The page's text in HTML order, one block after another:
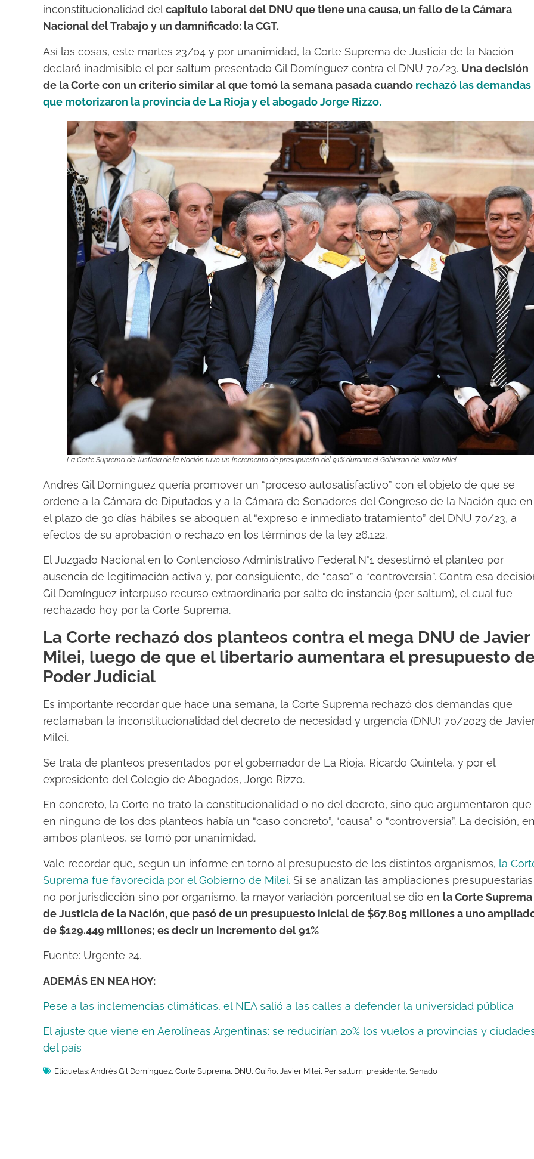
inconstitucionalidad delcapítulo laboral del DNU que tiene una causa, un fallo de la Cámara
Nacional del Trabajo y un damnificado: la CGT.
Así las cosas, este martes 23/04 y por unanimidad, la Corte Suprema de Justicia de la Nación
declaró inadmisible el per saltum presentado Gil Domínguez contra el DNU 70/23. Una decisión
de la Corte con un criterio similar al que tomó la semana pasada cuando rechazó las demandas
que motorizaron la provincia de La Rioja y el abogado Jorge Rizzo.
La Corte Suprema de Justicia de la Nación tuvo un incremento de presupuesto del 91% durante el Gobierno de Javier Milei.
Andrés Gil Domínguez quería promover un “proceso autosatisfactivo” con el objeto de que se
ordene a la Cámara de Diputados y a la Cámara de Senadores del Congreso de la Nación que en
el plazo de 30 días hábiles se aboquen al “expreso e inmediato tratamiento” del DNU 70/23, a
efectos de su aprobación o rechazo en los términos de la ley 26.122.
El Juzgado Nacional en lo Contencioso Administrativo Federal N°1 desestimó el planteo por
ausencia de legitimación activa y, por consiguiente, de “caso” o “controversia”. Contra esa
Gil Domínguez interpuso recurso extraordinario por salto de instancia (per saltum), el cual fue
rechazado hoy por la Corte Suprema.
La Corte rechazó dos planteos contra el mega DNU de Javier
Milei, luego de que el libertario aumentara el presupuesto
Poder Judicial
Es importante recordar que hace una semana, la Corte Suprema rechazó dos demandas que
reclamaban la inconstitucionalidad del decreto de necesidad y urgencia (DNU) 70/2023 de
Milei.
Se trata de planteos presentados por el gobernador de La Rioja, Ricardo Quintela, y por el
expresidente del Colegio de Abogados, Jorge Rizzo.
En concreto, la Corte no trató la constitucionalidad o no del decreto, sino que argumentaron que
en ninguno de los dos planteos había un “caso concreto”, “causa” o “controversia”. La decisión,
ambos planteos, se tomó por unanimidad.
Vale recordar que, según un informe en torno al presupuesto de los distintos organismos, la
Suprema fue favorecida por el Gobierno de Milei. Si se analizan las ampliaciones presupuestarias
no por jurisdicción sino por organismo, la mayor variación porcentual se dio en la Corte Suprema
de Justicia de la Nación, que pasó de un presupuesto inicial de $67.805 millones a uno
de $129.449 millones; es decir un incremento del 91%
Fuente: Urgente 24.
ADEMÁS EN NEA HOY:
Pese a las inclemencias climáticas, el NEA salió a las calles a defender la universidad pública
El ajuste que viene en Aerolíneas Argentinas: se reducirían 20% los vuelos a provincias y
del país
Etiquetas: Andrés Gil Domínguez Corte Suprema DNU Guiño Javier Milei Per saltum presidente Senado